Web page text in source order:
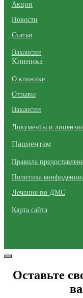
Акции
Новости
Статьи
Вакансии
Клиника
О клинике
Отзывы
Вакансии
Документы и
Пациентам
Правила
Политика
Лечение по ДМС
Карта сайта
Оставьте